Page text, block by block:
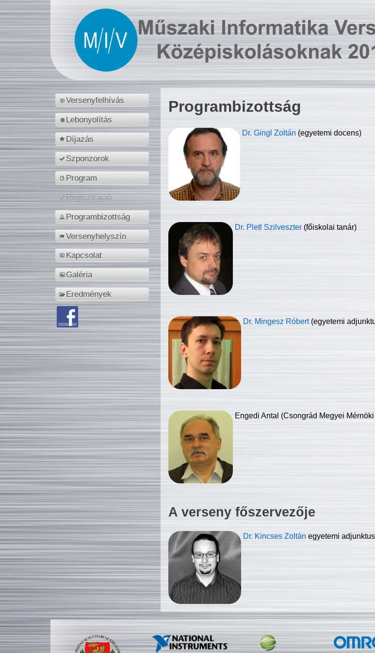
Versenyfelhívás
Lebonyolítás
Díjazás
Szponzorok
Program
Regisztráció
Programbizottság
Versenyhelyszín
Kapcsolat
Galéria
Eredmények
Programbizottság
Dr. Gingl Zoltán (egyetemi docens)
Dr. Pletl Szilveszter (főiskolai tanár)
Dr. Mingesz Róbert (egyetemi
Engedi Antal (Csongrád Megyei
A verseny főszervezője
Dr. Kincses Zoltán egyetemi